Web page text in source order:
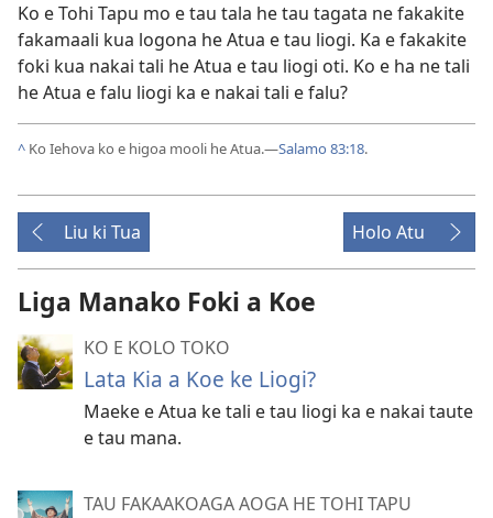
Ko e Tohi Tapu mo e tau tala he tau tagata ne fakakite
fakamaali kua logona he Atua e tau liogi. Ka e fakakite
foki kua nakai tali he Atua e tau liogi oti. Ko e ha ne tali
he Atua e falu liogi ka e nakai tali e falu?
^ Ko Iehova ko e higoa mooli he Atua.​—Salamo 83:18.
Liu ki Tua Holo Atu
Liga Manako Foki a Koe
KO E KOLO TOKO
Lata Kia a Koe ke Liogi?
Maeke e Atua ke tali e tau liogi ka e nakai taute
e tau mana.
TAU FAKAAKOAGA AOGA HE TOHI TAPU